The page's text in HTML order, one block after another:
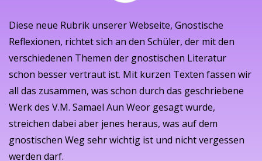
Diese neue Rubrik unserer Webseite, Gnostische
Reflexionen, richtet sich an den Schüler, der mit den
verschiedenen Themen der gnostischen Literatur
schon besser vertraut ist. Mit kurzen Texten fassen wir
all das zusammen, was schon durch das geschriebene
Werk des V.M. Samael Aun Weor gesagt wurde,
streichen dabei aber jenes heraus, was auf dem
gnostischen Weg sehr wichtig ist und nicht vergessen
werden darf.